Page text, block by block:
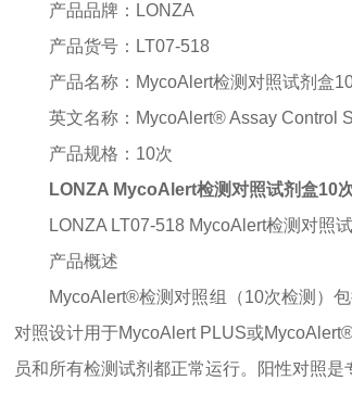
产品品牌： LONZA
产品货号： LT07-518
产品名称： MycoAlert检测对照试剂盒
英文名称： MycoAlert® Assay Control
产品规格： 10次
LONZA MycoAlert检测对照试剂盒10
LONZA LT07-518 MycoAlert检测对照
产品概述
MycoAlert®检测对照组（10次检测）
对照设计用于MycoAlert PLUS或
员和所有检测试剂都正常运行。阳性对照